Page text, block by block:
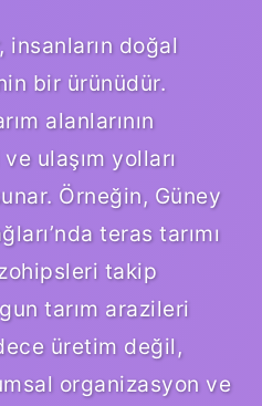
insanların doğal
bir ürünüdür.
alanlarının
ulaşım yolları
Örneğin, Güney
teras tarımı
takip
tarım arazileri
üretim değil,
organizasyon ve